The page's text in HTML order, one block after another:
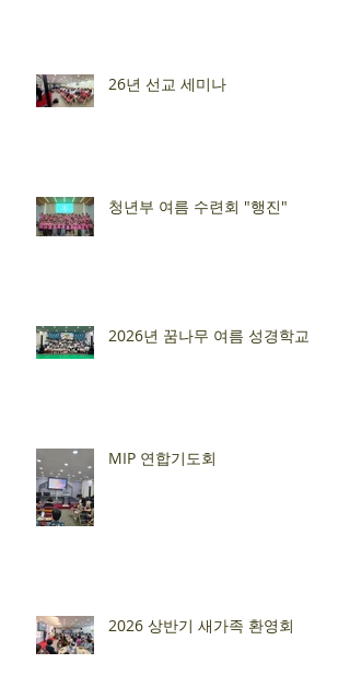
26년 선교 세미나
청년부 여름 수련회 "행진"
2026년 꿈나무 여름 성경학교
MIP 연합기도회
2026 상반기 새가족 환영회